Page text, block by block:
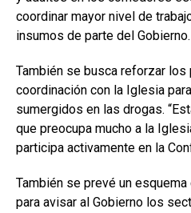
coordinar mayor nivel de
insumos de parte del Gobierno.
También se busca reforzar
coordinación con la Iglesia
sumergidos en las drogas.
que preocupa mucho a la
participa activamente en la
También se prevé un
para avisar al Gobierno los